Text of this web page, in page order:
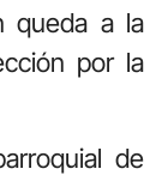
queda a la
por la
de